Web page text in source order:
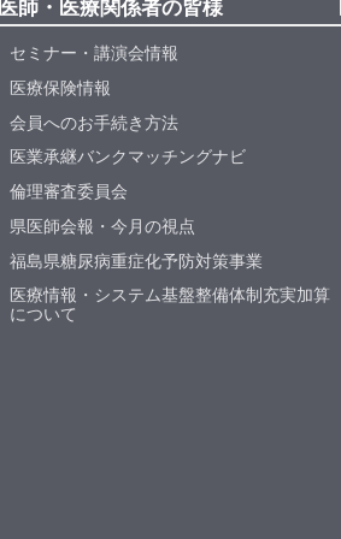
医師・医療関係者の皆様
セミナー・講演会情報
医療保険情報
会員へのお手続き方法
医業承継バンクマッチングナビ
倫理審査委員会
県医師会報・今月の視点
福島県糖尿病重症化予防対策事業
医療情報・システム基盤整備体制充実加算
について